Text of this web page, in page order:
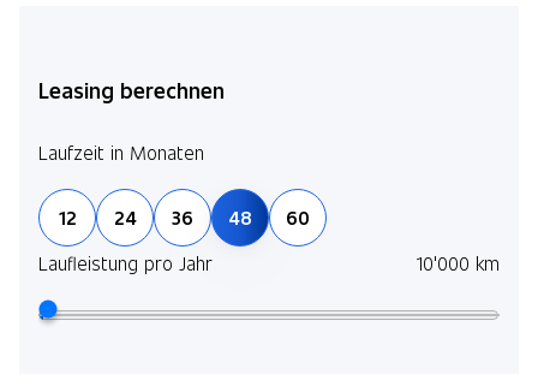
Leasing berechnen
Laufzeit in Monaten
12 24 36 48
60
Laufleistung pro Jahr
10'000 km